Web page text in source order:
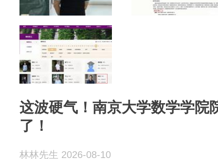
这波硬气！南京大学数学学院
了！
林林先生 2026-08-10